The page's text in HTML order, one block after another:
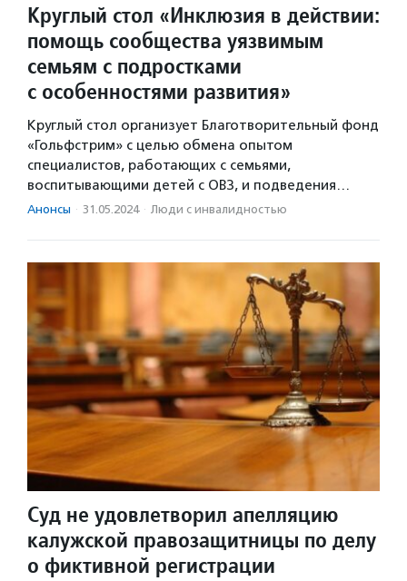
Круглый стол «Инклюзия в действии:
помощь сообщества уязвимым
семьям с подростками
с особенностями развития»
Круглый стол организует Благотворительный фонд
«Гольфстрим» с целью обмена опытом
специалистов, работающих с семьями,
воспитывающими детей с ОВЗ, и подведения…
Анонсы · 31.05.2024 · Люди с инвалидностью
Суд не удовлетворил апелляцию
калужской правозащитницы по делу
о фиктивной регистрации